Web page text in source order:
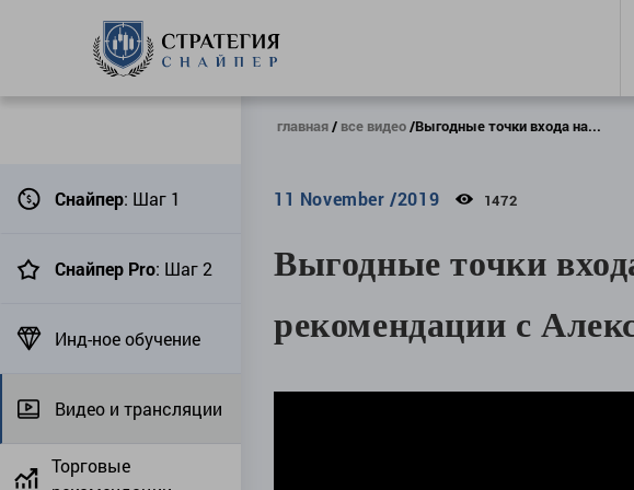
Снайпер: Шаг 1
Снайпер Pro: Шаг 2
Инд-ное обучение
Видео и трансляции
Торговые
главная все видео Выгодные точки входа на...
11 November /2019 1472
Выгодные точки
рекомендации с